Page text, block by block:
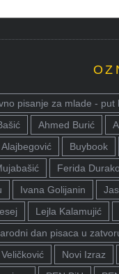
pisanje za mlade -
Ahmed Burić
Buybook
Ferida
Ivana Golijanin
Lejla Kalamujić
dan pisaca u
Novi Izraz